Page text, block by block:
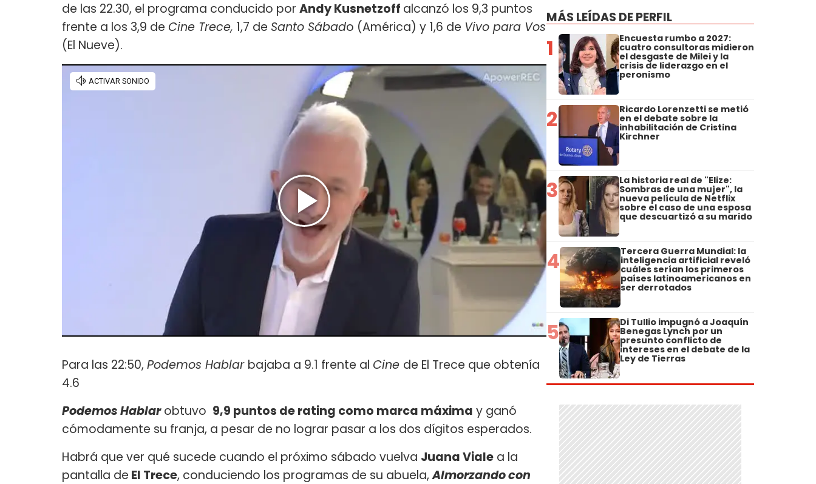
de las 22.30, el programa conducido por Andy Kusnetzoff alcanzó los 9,3 puntos
frente a los 3,9 de Cine Trece, 1,7 de Santo Sábado (América) y 1,6 de Vivo para Vos
(El Nueve).
Para las 22:50, Podemos Hablar bajaba a 9.1 frente al Cine de El Trece que obtenía
4.6
Podemos Hablarobtuvo 9,9 puntos de rating como marca máxima y ganó
cómodamente su franja, a pesar de no lograr pasar a los dos dígitos esperados.
Habrá que ver qué sucede cuando el próximo sábado vuelva Juana Viale a la
pantalla de El Trece, conduciendo los programas de su abuela,Almorzando con
MÁS LEÍDAS DE PERFIL
1 Encuesta rumbo a 2027:
cuatro consultoras midieron
el desgaste de Milei y la
crisis de liderazgo en el
peronismo
2 Ricardo Lorenzetti se metió
en el debate sobre la
inhabilitación de Cristina
Kirchner
3 La historia real de "Elize:
Sombras de una mujer", la
nueva película de Netflix
sobre el caso de una esposa
que descuartizó a su marido
4 Tercera Guerra Mundial: la
inteligencia artificial reveló
cuáles serían los primeros
países latinoamericanos en
ser derrotados
5 Di Tullio impugnó a Joaquín
Benegas Lynch por un
presunto conflicto de
intereses en el debate de la
Ley de Tierras